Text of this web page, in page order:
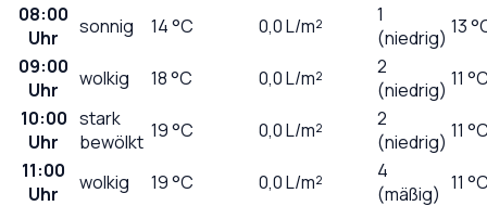
08:00
Uhr
sonnig 14°C 0,0L/m²
1
(niedrig) 13
09:00
Uhr
wolkig 18°C 0,0L/m²
2
(niedrig) 11
10:00
Uhr
stark
bewölkt 19°C 0,0L/m²
2
(niedrig) 11
11:00
Uhr
wolkig 19°C 0,0L/m²
4
(mäßig) 11